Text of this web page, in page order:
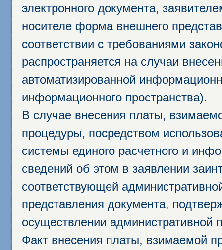
электронного документа,
носителе форма внешнего
соответствии с требованиями
распространяется на случаи
автоматизированной
информационного пространства).
В случае внесения платы,
процедуры, посредством
системы единого расчетного и
сведений об этом в заявлении
соответствующей
представления документа,
осуществлении административной
Факт внесения платы, взимаемой